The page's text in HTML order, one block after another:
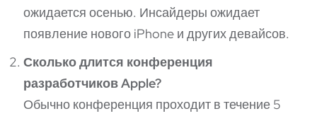
ожидается осенью. Инсайдеры ожидает
появление нового iPhone и других девайсов.
Сколько длится конференция
разработчиков Apple?
Обычно конференция проходит в течение 5